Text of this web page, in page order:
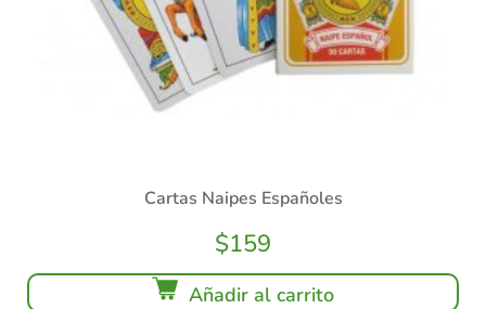
Cartas Naipes Españoles
$159
Añadir al carrito